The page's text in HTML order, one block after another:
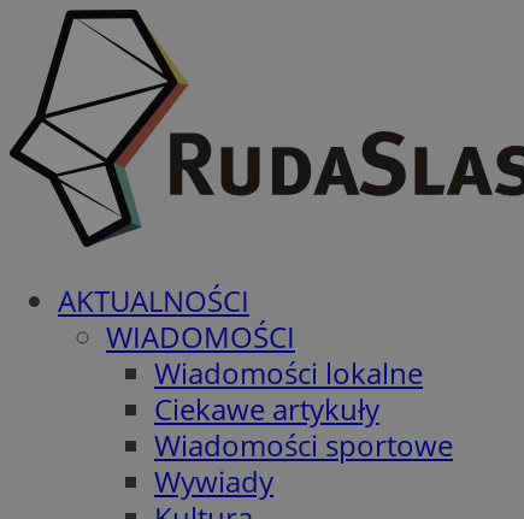
AKTUALNOŚCI
WIADOMOŚCI
Wiadomości lokalne
Ciekawe artykuły
Wiadomości sportowe
Wywiady